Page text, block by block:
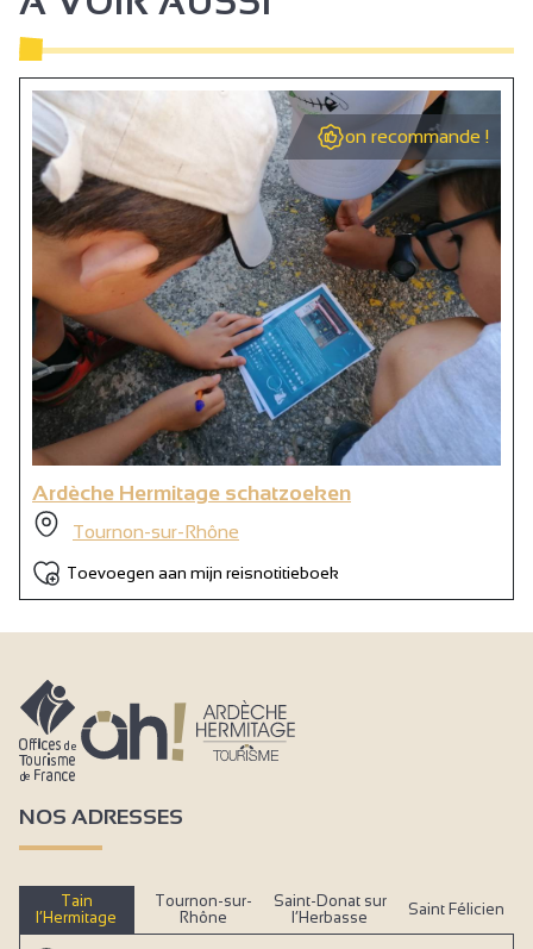
on recommande !
Ardèche Hermitage schatzoeken
Tournon-sur-Rhône
Toevoegen aan mijn reisnotitieboek
NOS ADRESSES
Tain
l’Hermitage
Tournon-sur-
Rhône
Saint-Donat sur
l’Herbasse
Saint Félicien